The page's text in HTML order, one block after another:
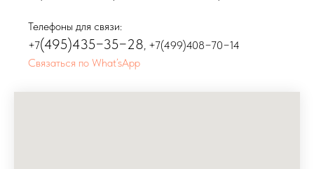
Телефоны для связи:
+7(495)435−35−28, +7(499)408−70−14
Связаться по What’sApp